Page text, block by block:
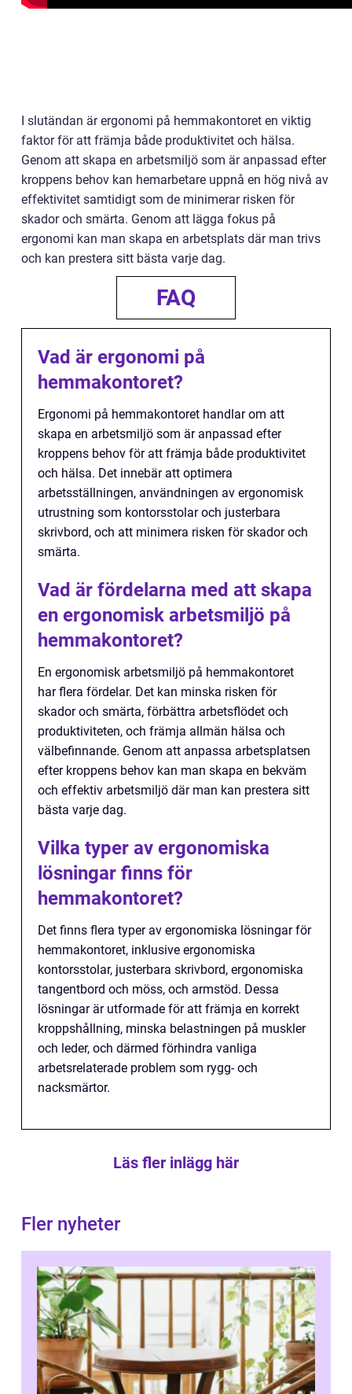
I slutändan är ergonomi på hemmakontoret en viktig
faktor för att främja både produktivitet och hälsa.
Genom att skapa en arbetsmiljö som är anpassad efter
kroppens behov kan hemarbetare uppnå en hög nivå av
effektivitet samtidigt som de minimerar risken för
skador och smärta. Genom att lägga fokus på
ergonomi kan man skapa en arbetsplats där man trivs
och kan prestera sitt bästa varje dag.
FAQ
Vad är ergonomi på
hemmakontoret?
Ergonomi på hemmakontoret handlar om att
skapa en arbetsmiljö som är anpassad efter
kroppens behov för att främja både produktivitet
och hälsa. Det innebär att optimera
arbetsställningen, användningen av ergonomisk
utrustning som kontorsstolar och justerbara
skrivbord, och att minimera risken för skador och
smärta.
Vad är fördelarna med att skapa
en ergonomisk arbetsmiljö på
hemmakontoret?
En ergonomisk arbetsmiljö på hemmakontoret
har flera fördelar. Det kan minska risken för
skador och smärta, förbättra arbetsflödet och
produktiviteten, och främja allmän hälsa och
välbefinnande. Genom att anpassa arbetsplatsen
efter kroppens behov kan man skapa en bekväm
och effektiv arbetsmiljö där man kan prestera sitt
bästa varje dag.
Vilka typer av ergonomiska
lösningar finns för
hemmakontoret?
Det finns flera typer av ergonomiska lösningar för
hemmakontoret, inklusive ergonomiska
kontorsstolar, justerbara skrivbord, ergonomiska
tangentbord och möss, och armstöd. Dessa
lösningar är utformade för att främja en korrekt
kroppshållning, minska belastningen på muskler
och leder, och därmed förhindra vanliga
arbetsrelaterade problem som rygg- och
nacksmärtor.
Läs fler inlägg här
Fler nyheter